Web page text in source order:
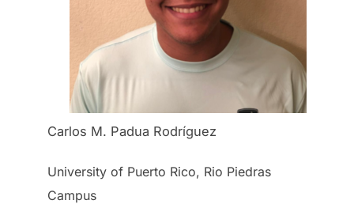
Carlos M. Padua Rodríguez
University of Puerto Rico, Rio Piedras
Campus